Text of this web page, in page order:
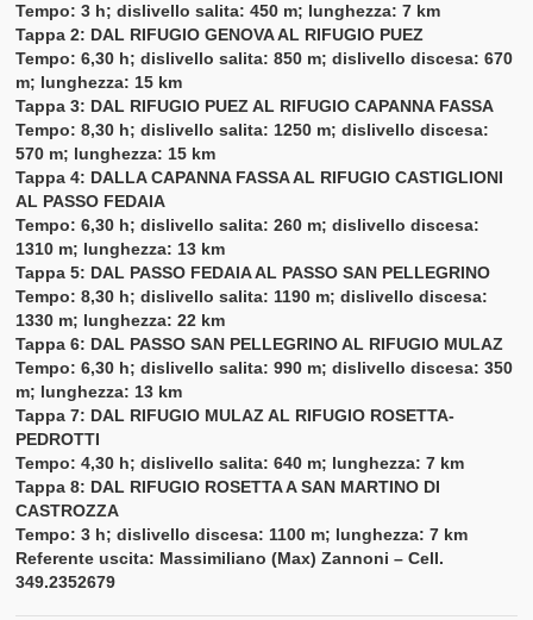
Toscana
Repubblica di San Marino
Dolomiti
Gruppo Ortles Cevedale
Materiali e Tecniche
Medicina e Montagna
Ippocrate in Montagna
11 Anni di Ricerca in Alta Quota
Cuore e Montagna
Racconti e Articoli
Contatti
Video
Tempo: 3 h; dislivello salita: 450 m; lunghezza: 7 km
Tappa 2: DAL RIFUGIO GENOVA AL RIFUGIO PUEZ
Tempo: 6,30 h; dislivello salita: 850 m; dislivello discesa: 670
m; lunghezza: 15 km
Tappa 3: DAL RIFUGIO PUEZ AL RIFUGIO CAPANNA FASSA
Tempo: 8,30 h; dislivello salita: 1250 m; dislivello discesa:
570 m; lunghezza: 15 km
Tappa 4: DALLA CAPANNA FASSA AL RIFUGIO CASTIGLIONI
AL PASSO FEDAIA
Tempo: 6,30 h; dislivello salita: 260 m; dislivello discesa:
1310 m; lunghezza: 13 km
Tappa 5: DAL PASSO FEDAIA AL PASSO SAN PELLEGRINO
Tempo: 8,30 h; dislivello salita: 1190 m; dislivello discesa:
1330 m; lunghezza: 22 km
Tappa 6: DAL PASSO SAN PELLEGRINO AL RIFUGIO MULAZ
Tempo: 6,30 h; dislivello salita: 990 m; dislivello discesa: 350
m; lunghezza: 13 km
Tappa 7: DAL RIFUGIO MULAZ AL RIFUGIO ROSETTA-
PEDROTTI
Tempo: 4,30 h; dislivello salita: 640 m; lunghezza: 7 km
Tappa 8: DAL RIFUGIO ROSETTA A SAN MARTINO DI
CASTROZZA
Tempo: 3 h; dislivello discesa: 1100 m; lunghezza: 7 km
Referente uscita: Massimiliano (Max) Zannoni – Cell.
349.2352679